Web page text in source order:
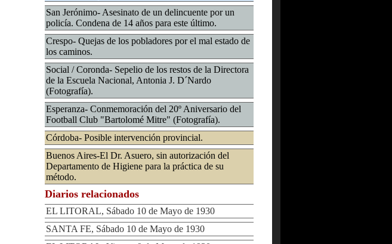
San Jerónimo- Asesinato de un delincuente por un
policía. Condena de 14 años para este último.
Crespo- Quejas de los pobladores por el mal estado de
los caminos.
Social / Coronda- Sepelio de los restos de la Directora
de la Escuela Nacional, Antonia J. D´Nardo
(Fotografía).
Esperanza- Conmemoración del 20º Aniversario del
Football Club "Bartolomé Mitre" (Fotografía).
Córdoba- Posible intervención provincial.
Buenos Aires-El Dr. Asuero, sin autorización del
Departamento de Higiene para la práctica de su
método.
Diarios relacionados
EL LITORAL, Sábado 10 de Mayo de 1930
SANTA FE, Sábado 10 de Mayo de 1930